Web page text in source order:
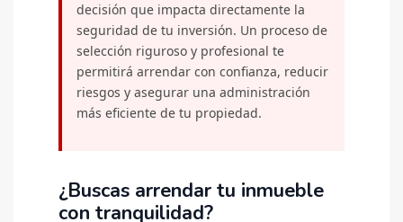
decisión que impacta directamente la
seguridad de tu inversión. Un proceso de
selección riguroso y profesional te
permitirá arrendar con confianza, reducir
riesgos y asegurar una administración
más eficiente de tu propiedad.
¿Buscas arrendar tu inmueble
con tranquilidad?